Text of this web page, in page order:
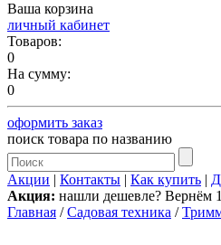
Ваша корзина
личный кабинет
Товаров:
0
На сумму:
0
оформить заказ
поиск товара по названию
Акции | Контакты | Как купить |
Акция: нашли дешевле? Вернём
Главная /Садовая техника /